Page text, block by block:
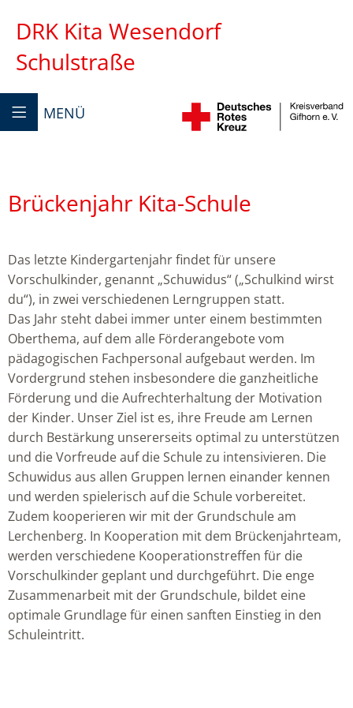
DRK Kita Wesendorf
Schulstraße
MENÜ
Brückenjahr Kita-Schule
Das letzte Kindergartenjahr findet für unsere
Vorschulkinder, genannt „Schuwidus“ („Schulkind wirst
du“), in zwei verschiedenen Lerngruppen statt.
Das Jahr steht dabei immer unter einem bestimmten
Oberthema, auf dem alle Förderangebote vom
pädagogischen Fachpersonal aufgebaut werden. Im
Vordergrund stehen insbesondere die ganzheitliche
Förderung und die Aufrechterhaltung der Motivation
der Kinder. Unser Ziel ist es, ihre Freude am Lernen
durch Bestärkung unsererseits optimal zu unterstützen
und die Vorfreude auf die Schule zu intensivieren. Die
Schuwidus aus allen Gruppen lernen einander kennen
und werden spielerisch auf die Schule vorbereitet.
Zudem kooperieren wir mit der Grundschule am
Lerchenberg. In Kooperation mit dem Brückenjahrteam,
werden verschiedene Kooperationstreffen für die
Vorschulkinder geplant und durchgeführt. Die enge
Zusammenarbeit mit der Grundschule, bildet eine
optimale Grundlage für einen sanften Einstieg in den
Schuleintritt.